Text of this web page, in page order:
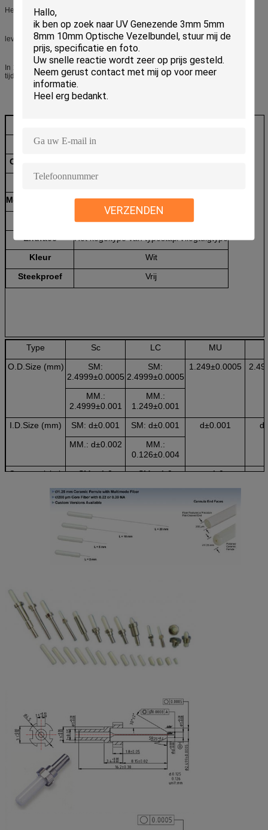
VERZENDEN
Het parkeren: Karton, Houten doos, of vanaf de eisen van de klant
levertijd
In 15-25 dagen na krijg de storting (met inbegrip van het bewerken makende
tijd).
I.D.Size
Concentriciteit
Lengte
SM10.5±0.05 MM10.5±0.1 LC: 6.4+0.1
Metalen kaptype
SC/LC/APC/Customized
Zirconiumdioxydedioxyde
Endface
Het kegeltype van typestap/Vliegtuigtype
Kleur
Wit
Steekproef
Vrij
Type Sc LC MU
O.D.Size (mm)
SM:
2.4999±0.0005
SM:
2.4999±0.0005
1.249±0.0005
MM.:
2.4999±0.001
MM.:
1.249±0.001
I.D.Size (mm)
SM: d±0.001 SM: d±0.001 d±0.001
MM.: d±0.002
MM.:
0.126±0.004
Concentriciteit
SM: ≤1.0 SM: ≤1.0 ≤1.0
MM.: ≤4.0
MM.: ≤4.0
6.5±0.05
MM.:
10.5±0.05